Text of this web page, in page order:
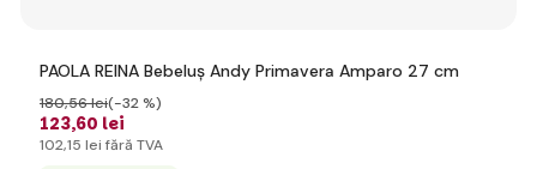
PAOLA REINA Bebeluș Andy Primavera Amparo 27 cm
123,60 lei
180,56 lei(-32 %)
102,15 lei fără TVA